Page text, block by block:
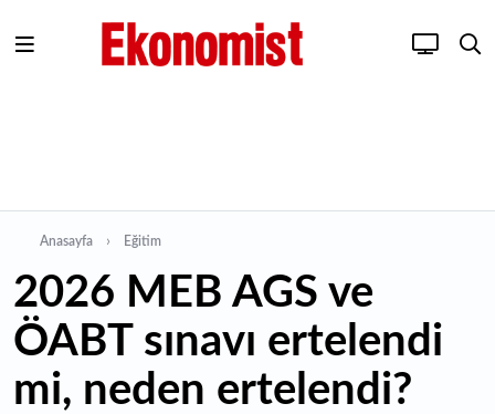
Anasayfa Eğitim
2026 MEB AGS ve
ÖABT sınavı ertelendi
mi, neden ertelendi?